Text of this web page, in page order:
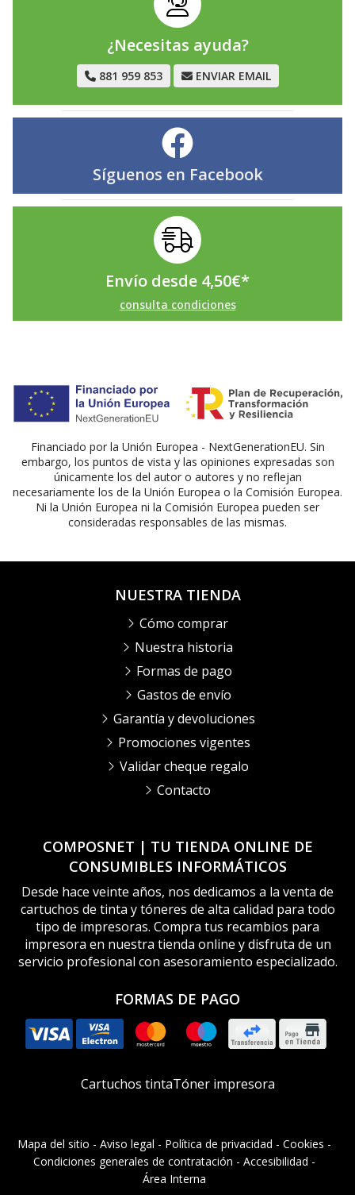
¿Necesitas ayuda?
881 959 853 ENVIAR EMAIL
Síguenos en Facebook
Envío desde 4,50€*
consulta condiciones
Financiado por la Unión Europea - NextGenerationEU. Sin
embargo, los puntos de vista y las opiniones expresadas son
únicamente los del autor o autores y no reflejan
necesariamente los de la Unión Europea o la Comisión Europea.
Ni la Unión Europea ni la Comisión Europea pueden ser
consideradas responsables de las mismas.
COMPOSNET | TU TIENDA ONLINE DE
CONSUMIBLES INFORMÁTICOS
Desde hace veinte años, nos dedicamos a la venta de
cartuchos de tinta y tóneres de alta calidad para todo
tipo de impresoras. Compra tus recambios para
impresora en nuestra tienda online y disfruta de un
servicio profesional con asesoramiento especializado.
FORMAS DE PAGO
NUESTRA TIENDA
Cómo comprar
Nuestra historia
Formas de pago
Gastos de envío
Garantía y devoluciones
Promociones vigentes
Validar cheque regalo
Contacto
Cartuchos tintaTóner impresora
Mapa del sitio - Aviso legal - Política de privacidad - Cookies -
Condiciones generales de contratación - Accesibilidad -
Área Interna